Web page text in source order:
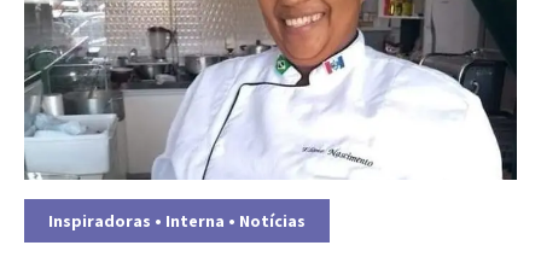
Inspiradoras • Interna • Notícias